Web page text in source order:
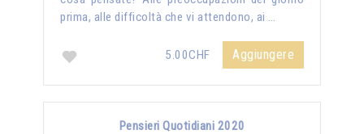
prima, alle difficoltà che vi attendono, ai …
5.00CHF Aggiungere
Pensieri Quotidiani 2020